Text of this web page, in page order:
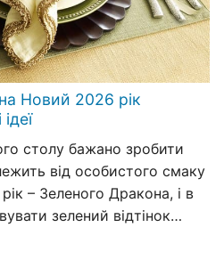
Новий 2026 рік
столу бажано зробити
від особистого смаку
– Зеленого Дракона, і в
зелений відтінок…